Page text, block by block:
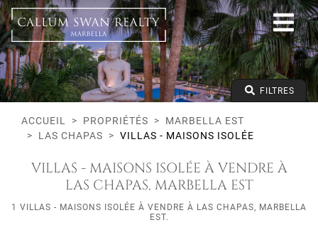
Tous les modes de vie
Marbella Est
Las Chapas
Villas - Maisons Isolée
Prix à partir de
Prix jusqu'à
Lits minimums FILTRES
ACCUEIL PROPRIÉTÉS
MARBELLA EST
LAS CHAPAS
VILLAS - MAISONS ISOLÉE
VILLAS - MAISONS ISOLÉE À VENDRE À
LAS CHAPAS, MARBELLA EST
1 VILLAS - MAISONS ISOLÉE À VENDRE À LAS CHAPAS, MARBELLA
EST.